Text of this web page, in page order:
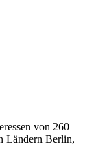
von 260
Ländern Berlin,